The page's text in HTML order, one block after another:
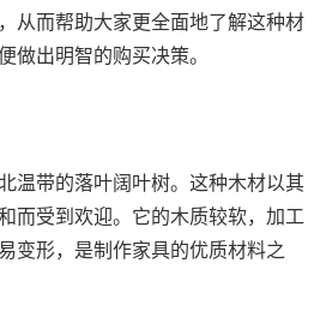
从而帮助大家更全面地了解这种材
做出明智的购买决策。
温带的落叶阔叶树。这种木材以其
而受到欢迎。它的木质较软，加工
变形，是制作家具的优质材料之